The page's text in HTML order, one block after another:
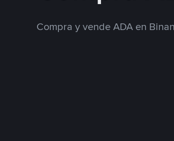
Compra y vende ADA en